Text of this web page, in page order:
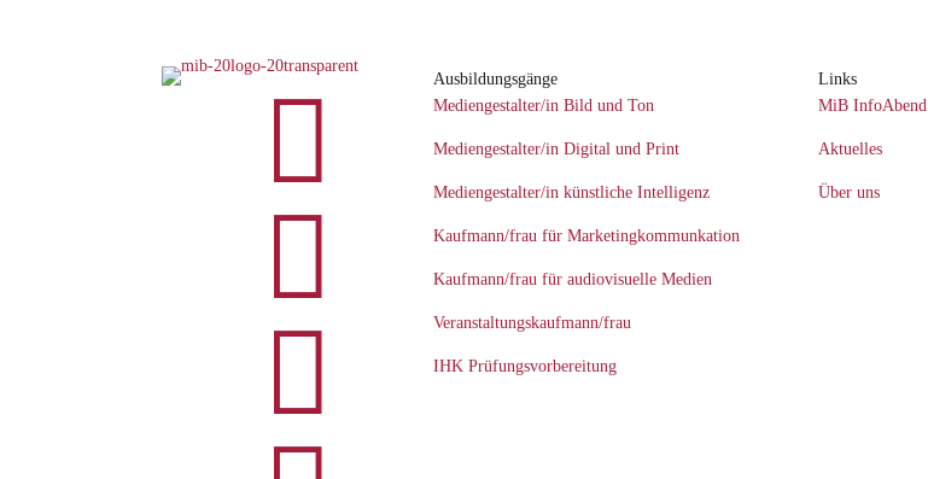



Ausbildungsgänge
Mediengestalter/in Bild und Ton
Mediengestalter/in Digital und Print
Mediengestalter/in künstliche Intelligenz
Kaufmann/frau für Marketingkommunkation
Kaufmann/frau für audiovisuelle Medien
Veranstaltungskaufmann/frau
IHK Prüfungsvorbereitung
Links
MiB InfoAbend
Aktuelles
Über uns